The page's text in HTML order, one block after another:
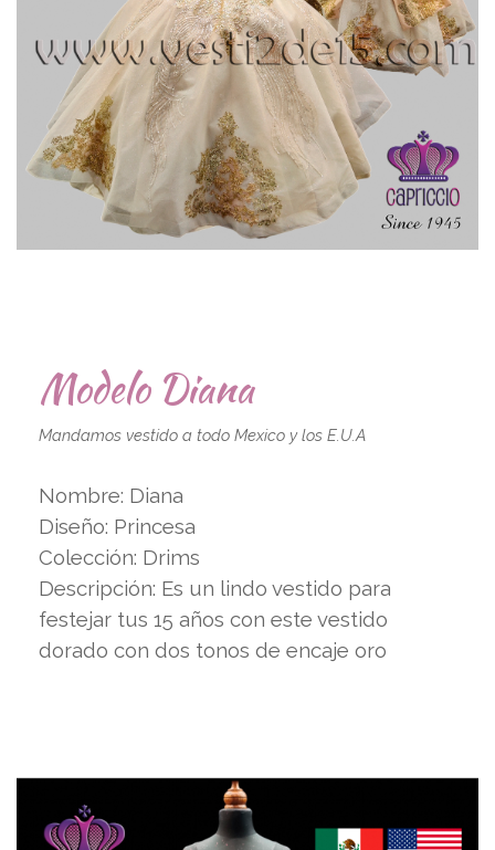
Modelo Diana
Mandamos vestido a todo Mexico y los E.U.A
Nombre: Diana
Diseño: Princesa
Colección: Drims
Descripción: Es un lindo vestido para
festejar tus 15 años con este vestido
dorado con dos tonos de encaje oro